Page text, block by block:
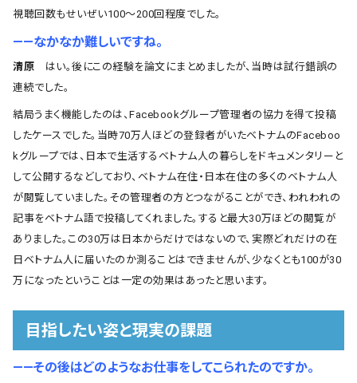
視聴回数もせいぜい100～200回程度でした。
――なかなか難しいですね。
清原 はい。後にこの経験を論文にまとめましたが、当時は試行錯誤の
連続でした。
結局うまく機能したのは、Facebookグループ管理者の協力を得て投稿
したケースでした。当時70万人ほどの登録者がいたベトナムのFaceboo
kグループでは、日本で生活するベトナム人の暮らしをドキュメンタリーと
して公開するなどしており、ベトナム在住・日本在住の多くのベトナム人
が閲覧していました。その管理者の方とつながることができ、われわれの
記事をベトナム語で投稿してくれました。すると最大30万ほどの閲覧が
ありました。この30万は日本からだけではないので、実際どれだけの在
日ベトナム人に届いたのか測ることはできませんが、少なくとも100が30
万になったということは一定の効果はあったと思います。
目指したい姿と現実の課題
――その後はどのようなお仕事をしてこられたのですか。